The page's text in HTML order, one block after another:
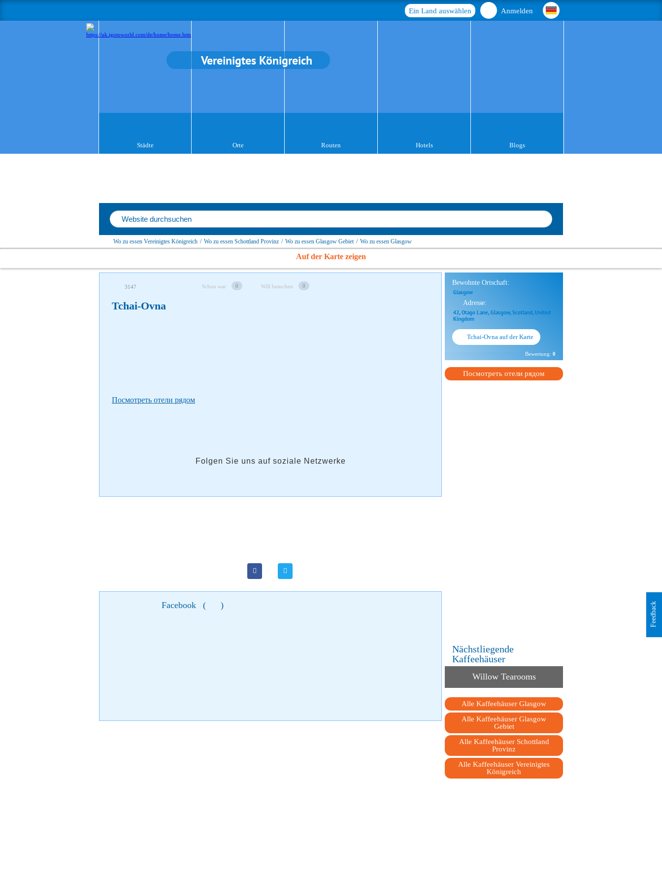
Anmelden
Ein Land auswählen
Vereinigtes Königreich
Städte Orte Routen Hotels Blogs
Wo zu essen Vereinigtes Königreich / Wo zu essen Schottland Provinz / Wo zu essen Glasgow Gebiet / Wo zu essen Glasgow
Auf der Karte zeigen
3147 Schon war 0 Will besuchen 0
Tchai-Ovna
Посмотреть отели рядом
Folgen Sie uns auf soziale Netzwerke
Facebook ( )
Bewohnte Ortschaft:
Glasgow
Adresse:
42, Otago Lane, Glasgow, Scotland, United
Kingdom
Tchai-Ovna auf der Karte
Bewertung: 0
Посмотреть отели рядом
Nächstliegende
Kaffeehäuser
Willow Tearooms
Alle Kaffeehäuser Glasgow
Alle Kaffeehäuser Glasgow
Gebiet
Alle Kaffeehäuser Schottland
Provinz
Alle Kaffeehäuser Vereinigtes
Königreich
Feedback